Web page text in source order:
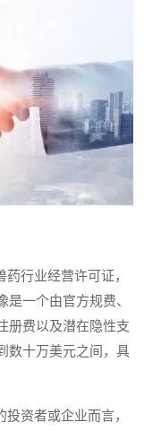
行业经营许可证，
一个由官方规费、
册费以及潜在隐性支
数十万美元之间，具
资者或企业而言，